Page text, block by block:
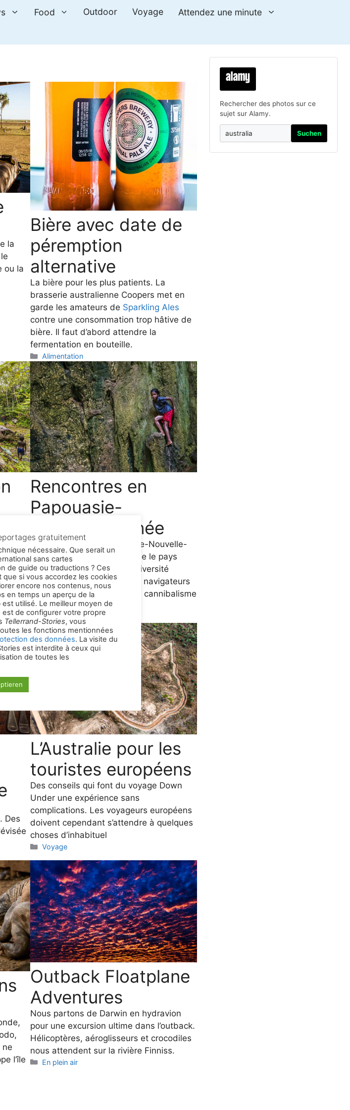
Food Outdoor Voyage
Attendez une minute
la
ou la
Bière avec date de
péremption
alternative
La bière pour les plus patients. La
brasserie australienne Coopers met en
garde les amateurs de Sparkling Ales
contre une consommation trop hâtive de
bière. Il faut d’abord attendre la
fermentation en bouteille.
Categories
Alimentation
de
de
Rencontres en
Papouasie-
Nouvelle-Guinée
L’État insulaire de Papouasie-Nouvelle-
Guinée est considéré comme le pays
présentant la plus grande diversité
culturelle au monde. Sur les navigateurs
polynésiens et les traces de cannibalisme
Categories
Voyage
Des
L’Australie pour les
touristes européens
Des conseils qui font du voyage Down
Under une expérience sans
complications. Les voyageurs européens
doivent cependant s’attendre à quelques
choses d’inhabituel
Categories
Voyage
ne
l’île
Outback Floatplane
Adventures
Nous partons de Darwin en hydravion
pour une excursion ultime dans l’outback.
Hélicoptères, aéroglisseurs et crocodiles
nous attendent sur la rivière Finniss.
Categories
En plein air
Rechercher des photos sur ce
sujet sur Alamy.
Suchen